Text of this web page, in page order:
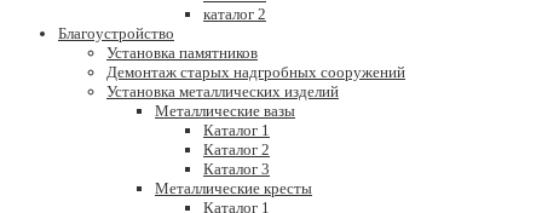
каталог 2
Благоустройство
Установка памятников
Демонтаж старых надгробных сооружений
Установка металлических изделий
Металлические вазы
Каталог 1
Каталог 2
Каталог 3
Металлические кресты
Каталог 1